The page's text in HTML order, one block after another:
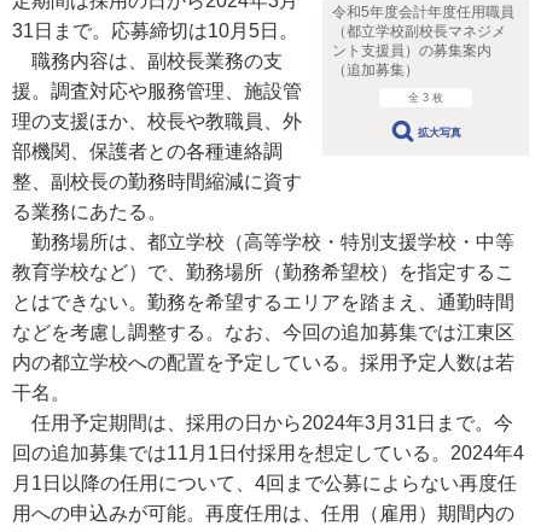
令和5年度会計年度任用職員
（都立学校副校長マネジメ
ント支援員）の募集案内
（追加募集）
全 3 枚
拡大写真
31日まで。応募締切は10月5日。
職務内容は、副校長業務の支
援。調査対応や服務管理、施設管
理の支援ほか、校長や教職員、外
部機関、保護者との各種連絡調
整、副校長の勤務時間縮減に資す
る業務にあたる。
勤務場所は、都立学校（高等学校・特別支援学校・中等
教育学校など）で、勤務場所（勤務希望校）を指定するこ
とはできない。勤務を希望するエリアを踏まえ、通勤時間
などを考慮し調整する。なお、今回の追加募集では江東区
内の都立学校への配置を予定している。採用予定人数は若
干名。
任用予定期間は、採用の日から2024年3月31日まで。今
回の追加募集では11月1日付採用を想定している。2024年4
月1日以降の任用について、4回まで公募によらない再度任
用への申込みが可能。再度任用は、任用（雇用）期間内の